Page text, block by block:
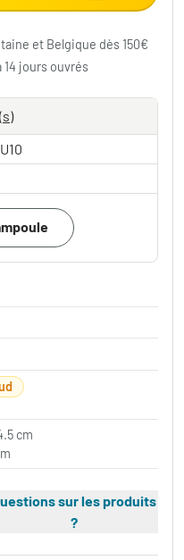
et Belgique dès 150€
14 jours ouvrés
cm
sur les produits
?